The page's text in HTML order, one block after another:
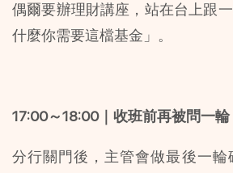
偶爾要辦理財講座，站在台上跟
什麼你需要這檔基金」。
17:00～18:00｜收班前再被問一輪
分行關門後，主管會做最後一輪